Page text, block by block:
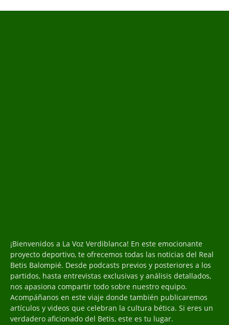
¡Bienvenidos a La Voz Verdiblanca! En este emocionante
proyecto deportivo, te ofrecemos todas las noticias del Real
Betis Balompié. Desde podcasts previos y posteriores a los
partidos, hasta entrevistas exclusivas y análisis detallados,
nos apasiona compartir todo sobre nuestro equipo.
Acompáñanos en este viaje donde también publicaremos
artículos y videos que celebran la cultura bética. Si eres un
verdadero aficionado del Betis, este es tu lugar.